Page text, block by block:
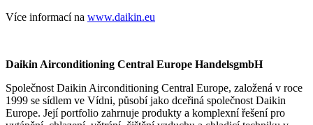
Více informací na www.daikin.eu
Daikin Airconditioning Central Europe HandelsgmbH
Společnost Daikin Airconditioning Central Europe, založená v roce
1999 se sídlem ve Vídni, působí jako dceřiná společnost Daikin
Europe. Její portfolio zahrnuje produkty a komplexní řešení pro